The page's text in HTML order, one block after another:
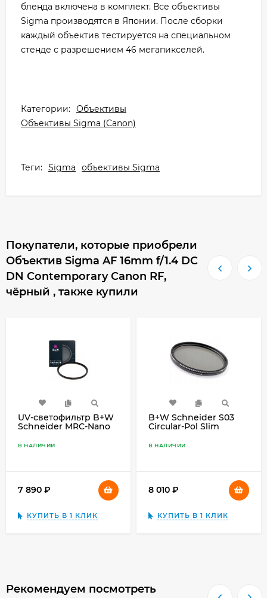
бленда включена в комплект. Все объективы
Sigma производятся в Японии. После сборки
каждый объектив тестируется на специальном
стенде с разрешением 46 мегапикселей.
Категории: Объективы
Объективы Sigma (Canon)
Теги: Sigma объективы Sigma
Покупатели, которые приобрели
Объектив Sigma AF 16mm f/1.4 DC
DN Contemporary Canon RF,
чёрный , также купили
UV-светофильтр B+W
Schneider MRC-Nano
В НАЛИЧИИ
7 890
КУПИТЬ В 1 КЛИК
B+W Schneider S03
Circular-Pol Slim
В НАЛИЧИИ
8 010
КУПИТЬ В 1 КЛИК
Рекомендуем посмотреть